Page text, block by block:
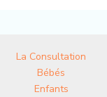
La Consultation
Bébés
Enfants